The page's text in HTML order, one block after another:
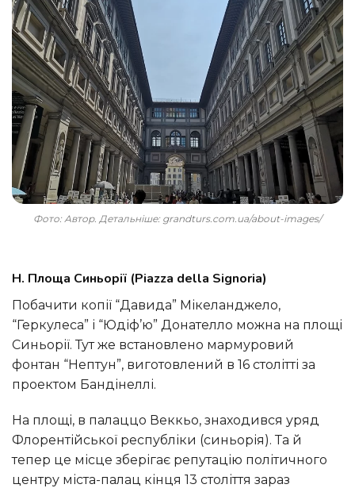
Фото: Автор. Детальніше: grandturs.com.ua/about-images/
H. Площа Синьорії (Piazza della Signoria)
Побачити копії “Давида” Мікеланджело,
“Геркулеса” і “Юдіф’ю” Донателло можна на площі
Синьорії. Тут же встановлено мармуровий
фонтан “Нептун”, виготовлений в 16 столітті за
проектом Бандінеллі.
На площі, в палаццо Веккьо, знаходився уряд
Флорентійської республіки (синьорія). Та й
тепер це місце зберігає репутацію політичного
центру міста-палац кінця 13 століття зараз